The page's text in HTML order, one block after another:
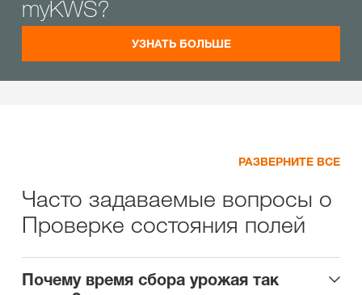
myKWS?
УЗНАТЬ БОЛЬШЕ
РАЗВЕРНИТЕ ВСЕ
Часто задаваемые вопросы о
Проверке состояния полей
Почему время сбора урожая так